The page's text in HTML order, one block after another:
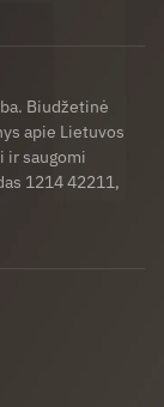
Biudžetinė
apie Lietuvos
ir saugomi
1214 42211,